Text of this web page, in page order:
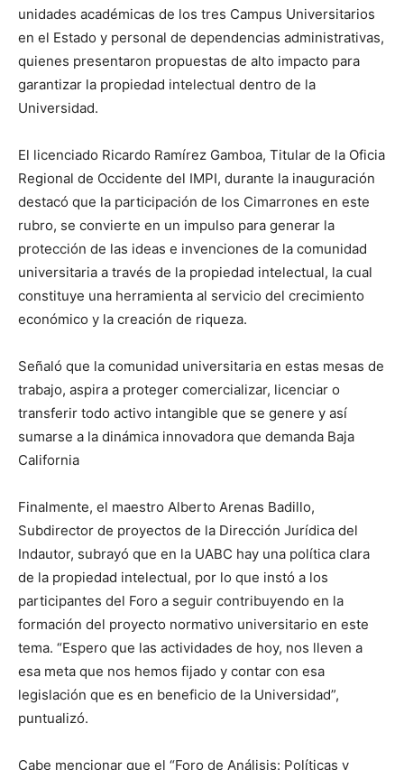
unidades académicas de los tres Campus Universitarios
en el Estado y personal de dependencias administrativas,
quienes presentaron propuestas de alto impacto para
garantizar la propiedad intelectual dentro de la
Universidad.
El licenciado Ricardo Ramírez Gamboa, Titular de la Oficia
Regional de Occidente del IMPI, durante la inauguración
destacó que la participación de los Cimarrones en este
rubro, se convierte en un impulso para generar la
protección de las ideas e invenciones de la comunidad
universitaria a través de la propiedad intelectual, la cual
constituye una herramienta al servicio del crecimiento
económico y la creación de riqueza.
Señaló que la comunidad universitaria en estas mesas de
trabajo, aspira a proteger comercializar, licenciar o
transferir todo activo intangible que se genere y así
sumarse a la dinámica innovadora que demanda Baja
California
Finalmente, el maestro Alberto Arenas Badillo,
Subdirector de proyectos de la Dirección Jurídica del
Indautor, subrayó que en la UABC hay una política clara
de la propiedad intelectual, por lo que instó a los
participantes del Foro a seguir contribuyendo en la
formación del proyecto normativo universitario en este
tema. “Espero que las actividades de hoy, nos lleven a
esa meta que nos hemos fijado y contar con esa
legislación que es en beneficio de la Universidad”,
puntualizó.
Cabe mencionar que el “Foro de Análisis: Políticas y